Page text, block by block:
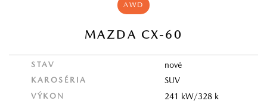
AWD
MAZDA CX-60
STAV nové
KAROSÉRIA SUV
VÝKON 241 kW/328 k